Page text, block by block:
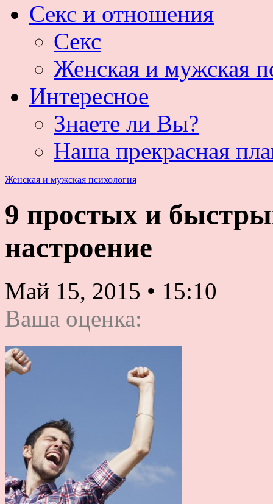
Секс и отношения
Секс
Женская и мужская
Интересное
Знаете ли Вы?
Наша прекрасная
Женская и мужская психология
9 простых и
настроение
Май 15, 2015 • 15:10
Ваша оценка: